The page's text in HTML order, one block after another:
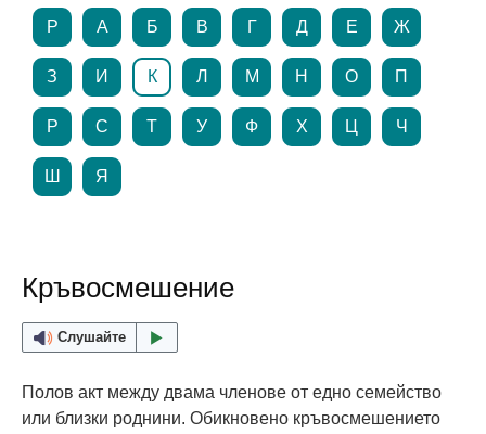
P А Б В Г Д Е Ж
З И К Л М Н О П
Р С Т У Ф Х Ц Ч
Ш Я
Кръвосмешение
Слушайте
Полов акт между двама членове от едно семейство
или близки роднини. Обикновено кръвосмешението